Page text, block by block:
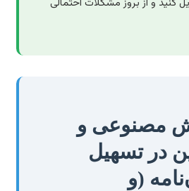
و از بروز مشکلات احتمالی
و
در تسهیل
(و